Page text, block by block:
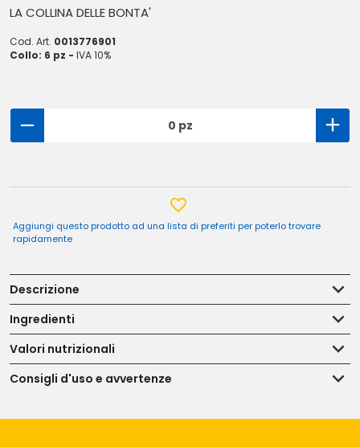
LA COLLINA DELLE BONTA'
Cod. Art. 0013776901
Collo: 6 pz - IVA 10%
0 pz
Aggiungi questo prodotto ad una lista di preferiti per poterlo trovare
rapidamente
Descrizione
Ingredienti
Valori nutrizionali
Consigli d'uso e avvertenze